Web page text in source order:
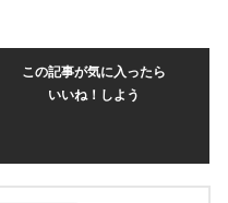
この記事が気に入ったら
いいね！しよう